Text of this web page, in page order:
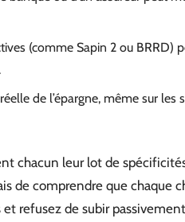
(comme Sapin 2 ou BRRD)
de l’épargne, même sur
chacun leur lot de spécificités
de comprendre que chaque
refusez de subir